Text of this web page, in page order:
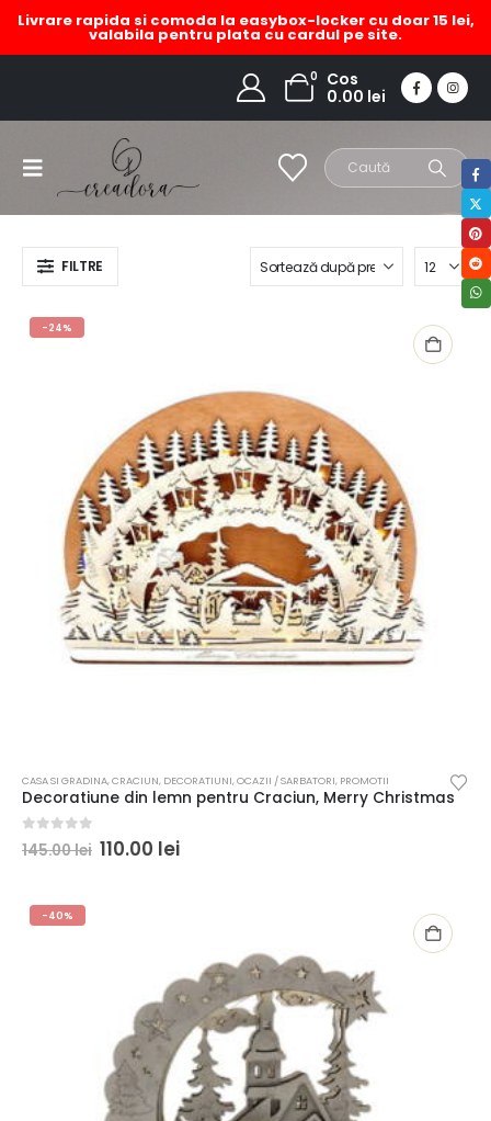
Livrare rapida si comoda la easybox-locker cu doar 15 lei,
valabila pentru plata cu cardul pe site.
0
Cos
0.00 lei
FILTRE
-24%
CASA SI GRADINA,CRACIUN, DECORATIUNI,OCAZII / SARBATORI, PROMOTII
Decoratiune din lemn pentru Craciun, Merry Christmas
0 out of 5
145.00lei 110.00 lei
-40%